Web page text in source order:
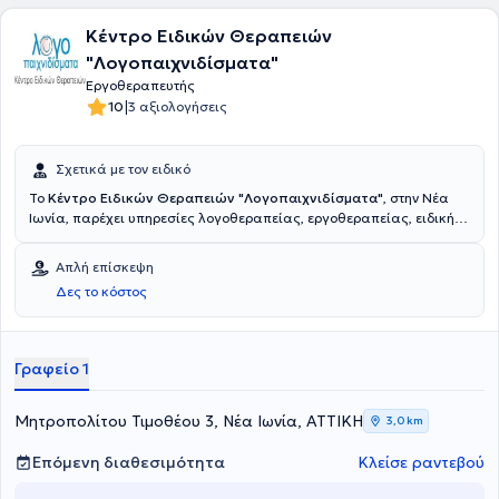
Κέντρο Ειδικών Θεραπειών
"Λογοπαιχνιδίσματα"
Εργοθεραπευτής
10|3 αξιολογήσεις
Σχετικά με τον ειδικό
Το Κέντρο Ειδικών Θεραπειών "Λογοπαιχνιδίσματα", στην Νέα
Ιωνία, παρέχει υπηρεσίες λογοθεραπείας, εργοθεραπείας, ειδικής
γονέων με Επιστημονική υπεύθυνη τη Λογοθεραπεύτρια Μητσιάκη
Κασσιανή. Σπούδασε Λογοθεραπεία στη Σχολή Επιστημών Υγείας
του Ανώτατου Τεχνολογικού Εκπαιδευτικού Ιδρύματος Ιωαννίνων
και είναι κάτοχος μεταπτυχιακού στην Ειδική Αγωγή και
έχοντας εργαστεί σε Κέντρα Ειδικών Θεραπειών και εξειδικεύεται
στις μαθησιακές δυσκολίες, στην καθυστέρηση λόγου, καθώς και
Απλή επίσκεψη
Δες το κόστος
Γραφείο 1
Μητροπολίτου Τιμοθέου 3, Νέα Ιωνία, ΑΤΤΙΚΗ 3,0 km
Επόμενη διαθεσιμότητα Κλείσε ραντεβού